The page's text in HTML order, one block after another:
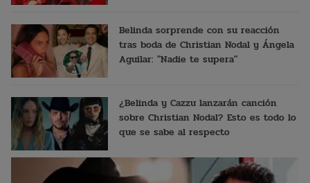
Belinda sorprende con su reacción
tras boda de Christian Nodal y Ángela
Aguilar: "Nadie te supera"
¿Belinda y Cazzu lanzarán canción
sobre Christian Nodal? Esto es todo lo
que se sabe al respecto